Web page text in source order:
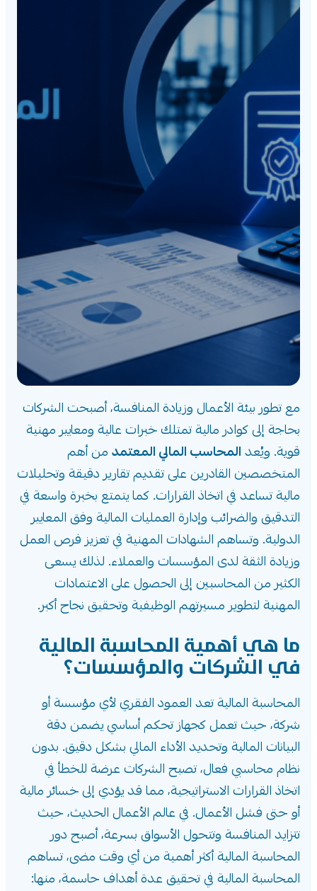
مع تطور بيئة الأعمال وزيادة المنافسة، أصبحت الشركات
بحاجة إلى كوادر مالية تمتلك خبرات عالية ومعايير مهنية
قوية. ويُعد المحاسب المالي المعتمد من أهم
المتخصصين القادرين على تقديم تقارير دقيقة وتحليلات
مالية تساعد في اتخاذ القرارات. كما يتمتع بخبرة واسعة في
التدقيق والضرائب وإدارة العمليات المالية وفق المعايير
الدولية. وتساهم الشهادات المهنية في تعزيز فرص العمل
وزيادة الثقة لدى المؤسسات والعملاء. لذلك يسعى
الكثير من المحاسبين إلى الحصول على الاعتمادات
المهنية لتطوير مسيرتهم الوظيفية وتحقيق نجاح أكبر.
ما هي أهمية المحاسبة المالية
في الشركات والمؤسسات؟
المحاسبة المالية تعد العمود الفقري لأي مؤسسة أو
شركة، حيث تعمل كجهاز تحكم أساسي يضمن دقة
البيانات المالية وتحديد الأداء المالي بشكل دقيق. بدون
نظام محاسبي فعال، تصبح الشركات عرضة للخطأ في
اتخاذ القرارات الاستراتيجية، مما قد يؤدي إلى خسائر مالية
أو حتى فشل الأعمال. في عالم الأعمال الحديث، حيث
تتزايد المنافسة وتتحول الأسواق بسرعة، أصبح دور
المحاسبة المالية أكثر أهمية من أي وقت مضى، تساهم
المحاسبة المالية في تحقيق عدة أهداف حاسمة، منها: